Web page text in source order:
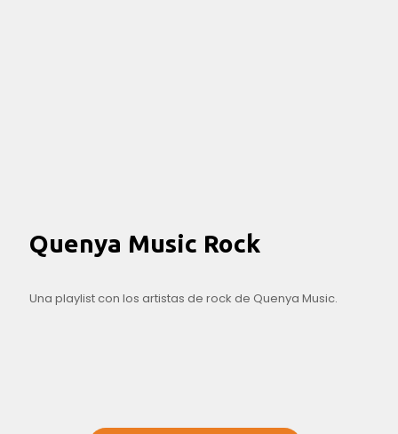
Quenya Music Rock
Una playlist con los artistas de rock de Quenya Music.